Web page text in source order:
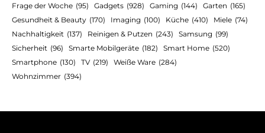
Frage der Woche (95) Gadgets (928) Gaming (144) Garten (165)
Gesundheit & Beauty (170) Imaging (100) Küche (410) Miele (74)
Nachhaltigkeit (137) Reinigen & Putzen (243) Samsung (99)
Sicherheit (96) Smarte Mobilgeräte (182) Smart Home (520)
Smartphone (130) TV (219) Weiße Ware (284)
Wohnzimmer (394)